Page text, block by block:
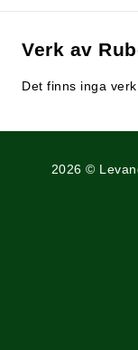
Verk av
Det finns inga
2026 ©